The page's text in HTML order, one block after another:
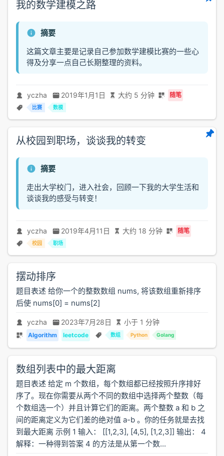
我的数学建模之路
摘要
这篇文章主要是记录自己参加数学建模比赛的一些心
得及分享一点自己长期整理的资料。
yczha 2019年1月1日 大约 5 分钟 随笔
比赛 数模
从校园到职场，谈谈我的转变
摘要
走出大学校门，进入社会，回顾一下我的大学生活和
谈谈我的感受与转变！
yczha 2019年4月11日 大约 18 分钟 随笔
校园 职场
摆动排序
题目表述 给你一个的整数数组 nums, 将该数组重新排序
后使 nums[0] = nums[2]
yczha 2023年7月28日 小于 1 分钟
Algorithm leetcode 数组 Python Golang
数组列表中的最大距离
题目表述 给定 m 个数组，每个数组都已经按照升序排好
序了。现在你需要从两个不同的数组中选择两个整数（每
个数组选一个）并且计算它们的距离。两个整数 a 和 b 之
间的距离定义为它们差的绝对值 a-b 。你的任务就是去找
到最大距离 示例 1 输入： [[1,2,3], [4,5], [1,2,3]] 输出： 4
解释：一种得到答案 4 的方法是从第一个数...